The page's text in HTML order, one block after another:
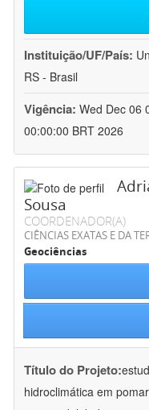
Instituição/UF/País:
RS - Brasil
Vigência: Wed Dec 06
00:00:00 BRT 2026
Sousa
COORDENADOR(A)
CIÊNCIAS EXATAS E DA
Geociências
Título do Projeto:
hidroclimática em